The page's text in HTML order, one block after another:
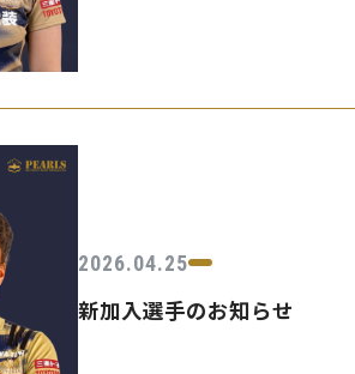
2026.04.25
新加入選手のお知らせ